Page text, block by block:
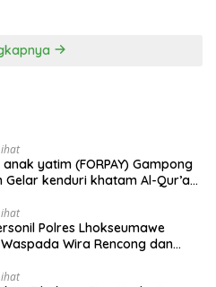
yatim (FORPAY) Gampong
Gelar kenduri khatam Al-Qur’an
Polres Lhokseumawe
Wira Rencong dan